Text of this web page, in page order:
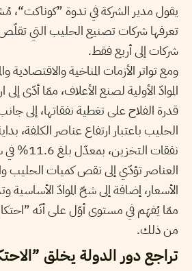
يقول مدير الشركة في ندوة ”كوناكت“،
تعرفها شركات تصنيع الحليب التي
شركات إلى أربع فقط.
ومع تواتر الأزمات المناخية والاقتصادية
الموادّ الأولية لصنع الأعلاف، ممّا أدّى
قدرة الفلاح على تغطية نفقاتها، إلى
الحليب باعتبار ارتفاع عناصر الكلفة،
العناصر تؤدّي إلى نقص كميات الحليب
الأسعار، إضافة إلى شحّ الموادّ الأساسية
ممّا يُفهَم في مستوى أوّل على أنّه
من ذلك.
تراجع دور الدولة يخلق